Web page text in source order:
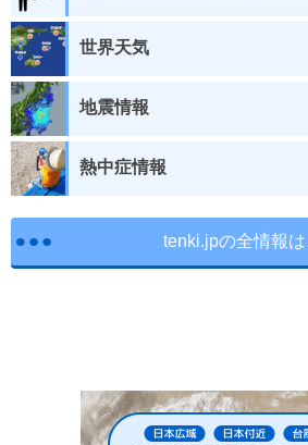
世界天気
地震情報
熱中症情報
tenki.jpの全情報